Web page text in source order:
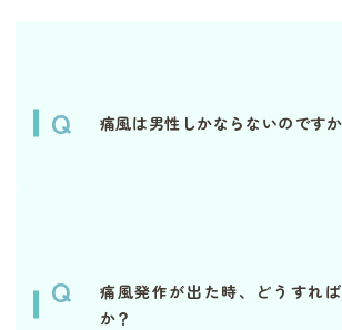
Q 痛風は男性しかならないのです
Q
痛風発作が出た時、どうすれ
か？